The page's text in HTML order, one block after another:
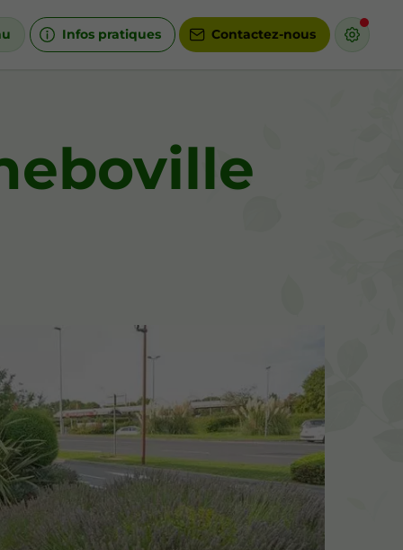
Infos pratiques Contactez-nous